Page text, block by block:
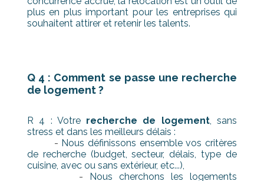
plus en plus important pour les entreprises qui
souhaitent attirer et retenir les talents.
Q 4 : Comment se passe une recherche
de logement ?
R 4 : Votre recherche de logement, sans
stress et dans les meilleurs délais :
- Nous définissons ensemble vos critères
de recherche (budget, secteur, délais, type de
cuisine, avec ou sans extérieur, etc...),
-
Nous cherchons les logements